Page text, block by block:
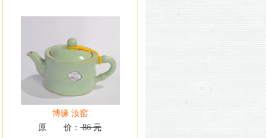
博缘 汝窑
原 价：86 元